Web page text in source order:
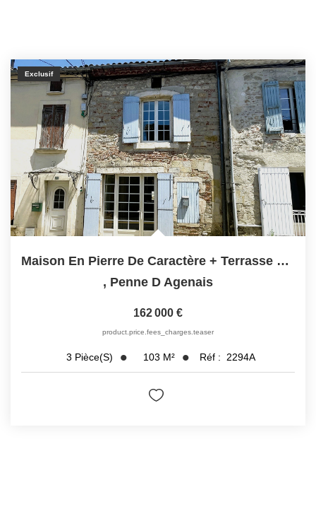
Exclusif
Maison En Pierre De Caractère + Terrasse Et Jardinet -...
, Penne D Agenais
162 000 €
product.price.fees_charges.teaser
3 Pièce(s) 103 M² Réf : 2294A